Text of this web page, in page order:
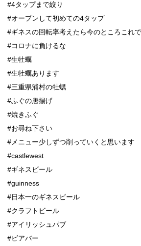
#4タップまで絞り
#オープンして初めての4タップ
#ギネスの回転率考えたら今のところこれ
#コロナに負けるな
#生牡蠣
#生牡蠣あります
#三重県浦村の牡蠣
#ふぐの唐揚げ
#焼きふぐ
#お尋ね下さい
#メニュー少しずつ削っていくと思います
#castlewest
#ギネスビール
#guinness
#日本一のギネスビール
#クラフトビール
#アイリッシュパブ
#ビアバー